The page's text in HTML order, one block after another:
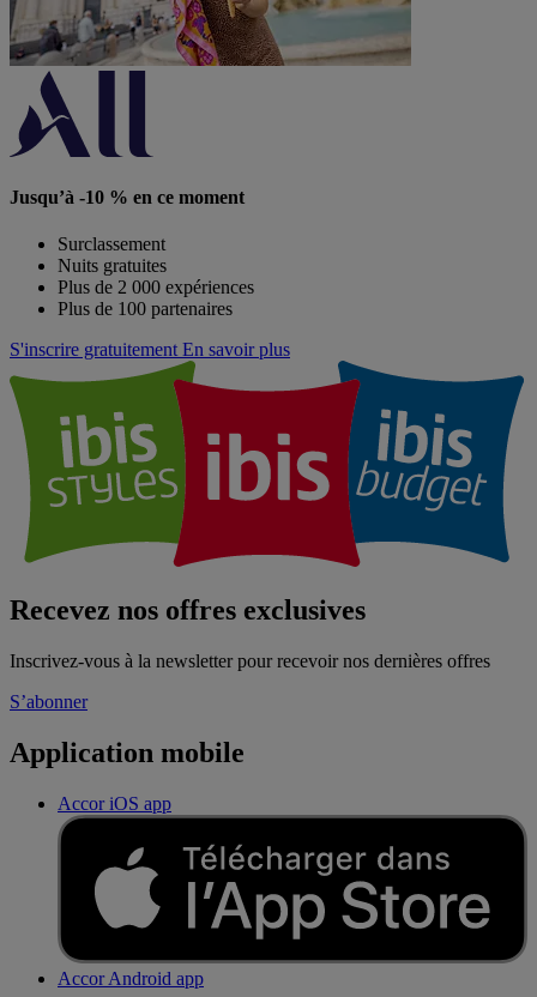
Jusqu’à -10 % en ce moment
Surclassement
Nuits gratuites
Plus de 2 000 expériences
Plus de 100 partenaires
S'inscrire gratuitement En savoir plus
Recevez nos offres exclusives
Inscrivez-vous à la newsletter pour recevoir nos dernières offres
S’abonner
Application mobile
Accor iOS app
Accor Android app